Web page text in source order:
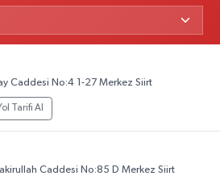
Caddesi No:4 1-27 Merkez Siirt
Tarifi Al
Caddesi No:85 D Merkez Siirt